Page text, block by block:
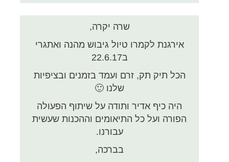
שרה יקרה,
אירגנת לקמרו טיול גיבוש מהנה ואתגרי
ב22.6.17
הכל תיק תק, זרם ועמד בזמנים ובציפיות
שלנו 🙂
היה כיף אדיר ותודה על שיתוף הפעולה
הפורה ועל כל התיאומים וההכנות שעשית
עבורנו.
בברכה,